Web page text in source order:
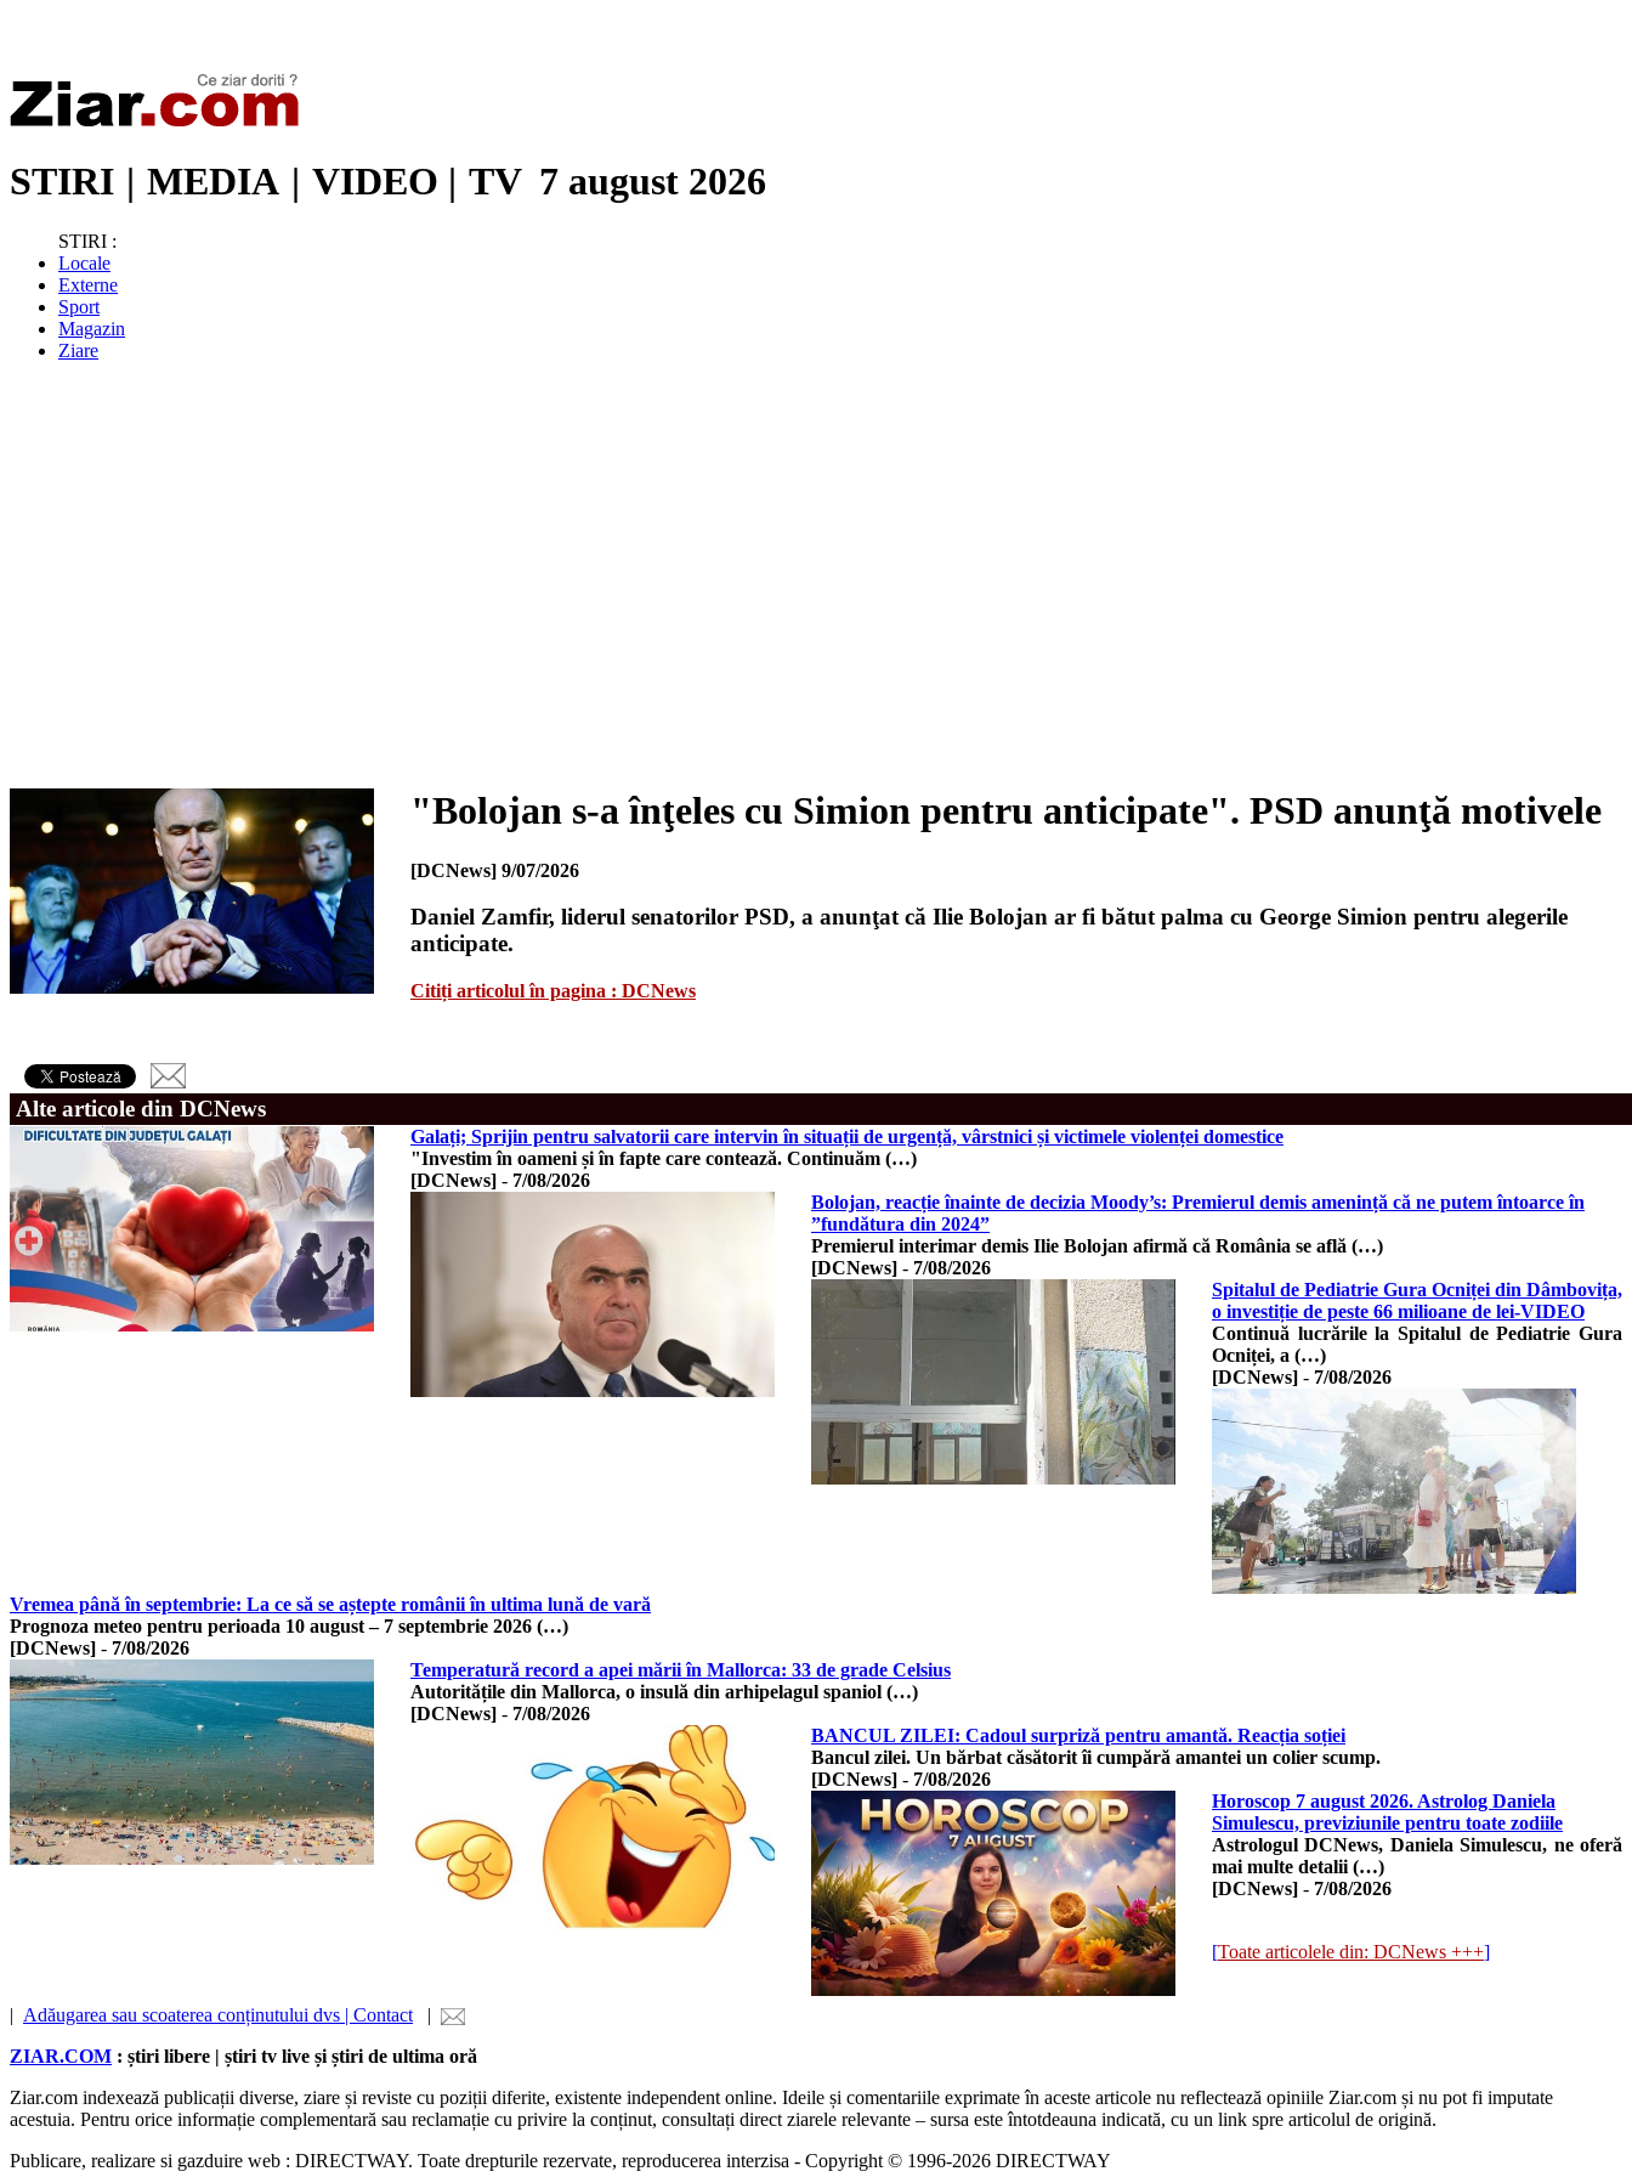
STIRI | MEDIA | VIDEO | TV 7 august 2026
STIRI :
Locale
Externe
Sport
Magazin
Ziare
"Bolojan s-a înţeles cu Simion pentru anticipate". PSD anunţă motivele
[DCNews] 9/07/2026
Daniel Zamfir, liderul senatorilor PSD, a anunţat că Ilie Bolojan ar fi bătut palma cu George Simion pentru alegerile
anticipate.
Citiți articolul în pagina : DCNews
Alte articole din DCNews
Galați; Sprijin pentru salvatorii care intervin în situații de urgență, vârstnici și victimele violenței domestice
"Investim în oameni și în fapte care contează. Continuăm (…)
[DCNews] - 7/08/2026
Bolojan, reacție înainte de decizia Moody’s: Premierul demis amenință că ne putem întoarce în
”fundătura din 2024”
Premierul interimar demis Ilie Bolojan afirmă că România se află (…)
[DCNews] - 7/08/2026
Spitalul de Pediatrie Gura Ocniței din Dâmbovița,
o investiție de peste 66 milioane de lei-VIDEO
Continuă lucrările la Spitalul de Pediatrie Gura
Ocniței, a (…)
[DCNews] - 7/08/2026
Vremea până în septembrie: La ce să se aștepte românii în ultima lună de vară
Prognoza meteo pentru perioada 10 august – 7 septembrie 2026 (…)
[DCNews] - 7/08/2026
Temperatură record a apei mării în Mallorca: 33 de grade Celsius
Autoritățile din Mallorca, o insulă din arhipelagul spaniol (…)
[DCNews] - 7/08/2026
BANCUL ZILEI: Cadoul surpriză pentru amantă. Reacția soției
Bancul zilei. Un bărbat căsătorit îi cumpără amantei un colier scump.
[DCNews] - 7/08/2026
Horoscop 7 august 2026. Astrolog Daniela
Simulescu, previziunile pentru toate zodiile
Astrologul DCNews, Daniela Simulescu, ne oferă
mai multe detalii (…)
[DCNews] - 7/08/2026
[Toate articolele din: DCNews +++]
| Adăugarea sau scoaterea conținutului dvs | Contact |
ZIAR.COM : știri libere | știri tv live și știri de ultima oră
Ziar.com indexează publicații diverse, ziare și reviste cu poziții diferite, existente independent online. Ideile și comentariile exprimate în aceste articole nu reflectează opiniile Ziar.com și nu pot fi imputate
acestuia. Pentru orice informație complementară sau reclamație cu privire la conținut, consultați direct ziarele relevante – sursa este întotdeauna indicată, cu un link spre articolul de origină.
Publicare, realizare si gazduire web : DIRECTWAY. Toate drepturile rezervate, reproducerea interzisa - Copyright © 1996-2026 DIRECTWAY